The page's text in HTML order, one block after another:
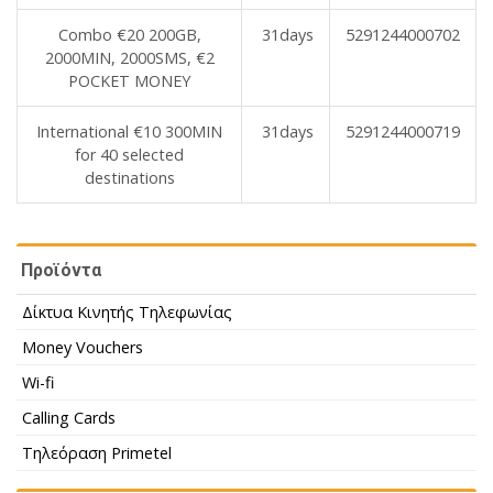
Combo €20 200GB,
2000MIN, 2000SMS, €2
POCKET MONEY
31days 5291244000702
International €10 300MIN
for 40 selected
destinations
31days 5291244000719
Προϊόντα
Δίκτυα Κινητής Τηλεφωνίας
Money Vouchers
Wi-fi
Calling Cards
Τηλεόραση Primetel